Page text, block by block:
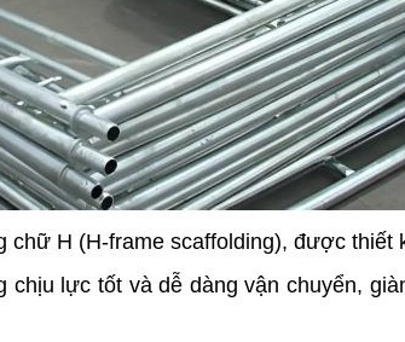
chữ H (H-frame scaffolding), được
chịu lực tốt và dễ dàng vận chuyển,